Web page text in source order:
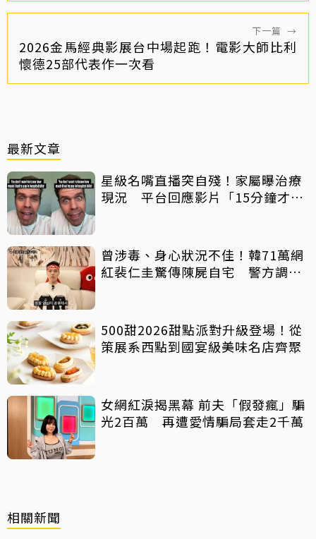
下一篇 →
2026金馬經典影展台中場起跑！電影大師比利
懷德25部代表作一次看
最新文章
星級名嘴直播突自殘！家屬曝治療
現況 平台回應影片「15分鐘才下
曾涉毒、身心狀況不佳！韓71萬網
紅裴仁圭驚傳陳屍自宅 警方調查
500甜2026甜點派對升級登場！從
策展系西點到國宴級美味名店齊聚
女網紅淚揭黑幕 前夫「假發瘋」騙
光2百萬 再遭愛情騙局套走2千萬
相關新聞